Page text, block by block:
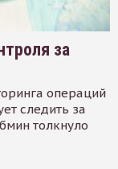
за
операций
следить за
толкнуло